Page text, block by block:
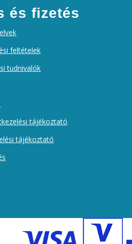
és fizetés
feltételek
tudnivalók
tájékoztató
tájékoztató